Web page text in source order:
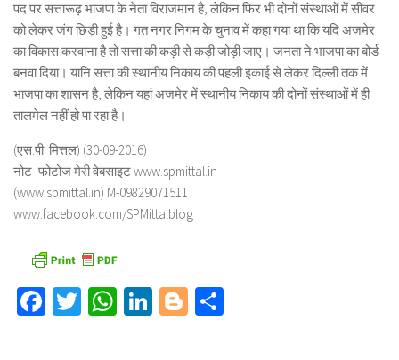
पद पर सत्तारूढ़ भाजपा के नेता विराजमान है, लेकिन फिर भी दोनों संस्थाओं में सीवर
को लेकर जंग छिड़ी हुई है। गत नगर निगम के चुनाव में कहा गया था कि यदि अजमेर
का विकास करवाना है तो सत्ता की कड़ी से कड़ी जोड़ी जाए। जनता ने भाजपा का बोर्ड
बनवा दिया। यानि सत्ता की स्थानीय निकाय की पहली इकाई से लेकर दिल्ली तक में
भाजपा का शासन है, लेकिन यहां अजमेर में स्थानीय निकाय की दोनों संस्थाओं में ही
तालमेल नहीं हो पा रहा है।
(एस.पी. मित्तल) (30-09-2016)
नोट- फोटोज मेरी वेबसाइट www.spmittal.in
(www.spmittal.in) M-09829071511
www.facebook.com/SPMittalblog
Facebook
TwitterWhatsApp
LinkedIn
Blogger